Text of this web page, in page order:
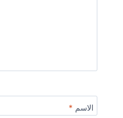
الاسم *